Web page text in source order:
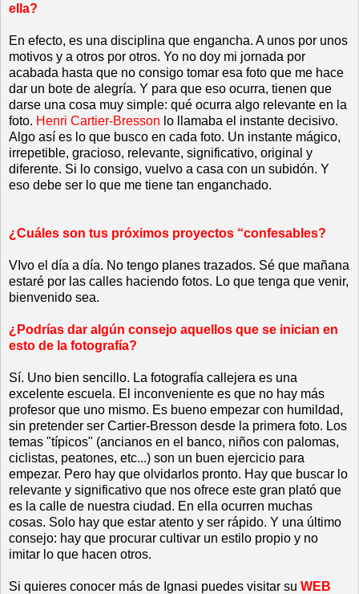
ella?
En efecto, es una disciplina que engancha. A unos por unos
motivos y a otros por otros. Yo no doy mi jornada por
acabada hasta que no consigo tomar esa foto que me hace
dar un bote de alegría. Y para que eso ocurra, tienen que
darse una cosa muy simple: qué ocurra algo relevante en la
foto. Henri Cartier-Bresson lo llamaba el instante decisivo.
Algo así es lo que busco en cada foto. Un instante mágico,
irrepetible, gracioso, relevante, significativo, original y
diferente. Si lo consigo, vuelvo a casa con un subidón. Y
eso debe ser lo que me tiene tan enganchado.
¿Cuáles son tus próximos proyectos “confesables?
VIvo el día a día. No tengo planes trazados. Sé que mañana
estaré por las calles haciendo fotos. Lo que tenga que venir,
bienvenido sea.
¿Podrías dar algún consejo aquellos que se inician en
esto de la fotografía?
Sí. Uno bien sencillo. La fotografía callejera es una
excelente escuela. El inconveniente es que no hay más
profesor que uno mismo. Es bueno empezar con humildad,
sin pretender ser Cartier-Bresson desde la primera foto. Los
temas "típicos" (ancianos en el banco, niños con palomas,
ciclistas, peatones, etc...) son un buen ejercicio para
empezar. Pero hay que olvidarlos pronto. Hay que buscar lo
relevante y significativo que nos ofrece este gran plató que
es la calle de nuestra ciudad. En ella ocurren muchas
cosas. Solo hay que estar atento y ser rápido. Y una último
consejo: hay que procurar cultivar un estilo propio y no
imitar lo que hacen otros.
Si quieres conocer más de Ignasi puedes visitar su WEB